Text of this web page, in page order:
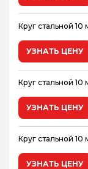
Круг стальной
УЗНАТЬ ЦЕНУ
Круг стальной
УЗНАТЬ ЦЕНУ
Круг стальной
УЗНАТЬ ЦЕНУ